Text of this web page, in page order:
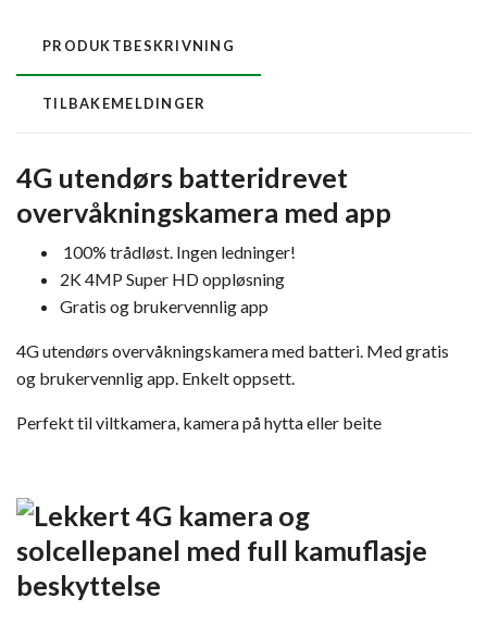
PRODUKTBESKRIVNING
TILBAKEMELDINGER
4G utendørs batteridrevet
overvåkningskamera med app
100% trådløst. Ingen ledninger!
2K 4MP Super HD oppløsning
Gratis og brukervennlig app
4G utendørs overvåkningskamera med batteri. Med gratis
og brukervennlig app. Enkelt oppsett.
Perfekt til viltkamera, kamera på hytta eller beite